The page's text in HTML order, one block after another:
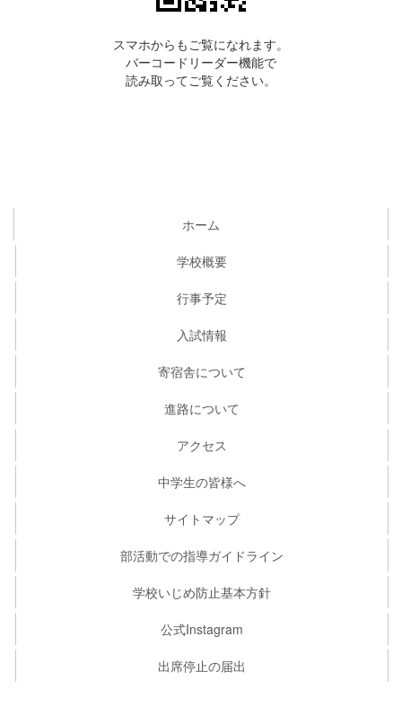
スマホからもご覧になれます。
バーコードリーダー機能で
読み取ってご覧ください。
ホーム
学校概要
行事予定
入試情報
寄宿舎について
進路について
アクセス
中学生の皆様へ
サイトマップ
部活動での指導ガイドライン
学校いじめ防止基本方針
公式Instagram
出席停止の届出